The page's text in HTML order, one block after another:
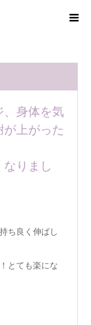
、身体を気
上がった
りまし
ち良く伸ばし
とても楽にな